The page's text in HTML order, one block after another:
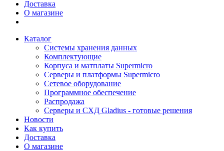
Доставка
О магазине
Каталог
Системы хранения данных
Комплектующие
Корпуса и матплаты Supermicro
Серверы и платформы Supermicro
Сетевое оборудование
Программное обеспечение
Распродажа
Серверы и СХД Gladius - готовые решения
Новости
Как купить
Доставка
О магазине